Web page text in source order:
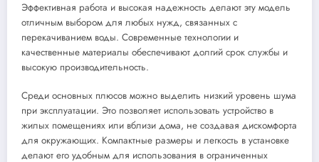
Эффективная работа и высокая надежность делают эту модель
отличным выбором для любых нужд, связанных с
перекачиванием воды. Современные технологии и
качественные материалы обеспечивают долгий срок службы и
высокую производительность.
Среди основных плюсов можно выделить низкий уровень шума
при эксплуатации. Это позволяет использовать устройство в
жилых помещениях или вблизи дома, не создавая дискомфорта
для окружающих. Компактные размеры и легкость в установке
делают его удобным для использования в ограниченных